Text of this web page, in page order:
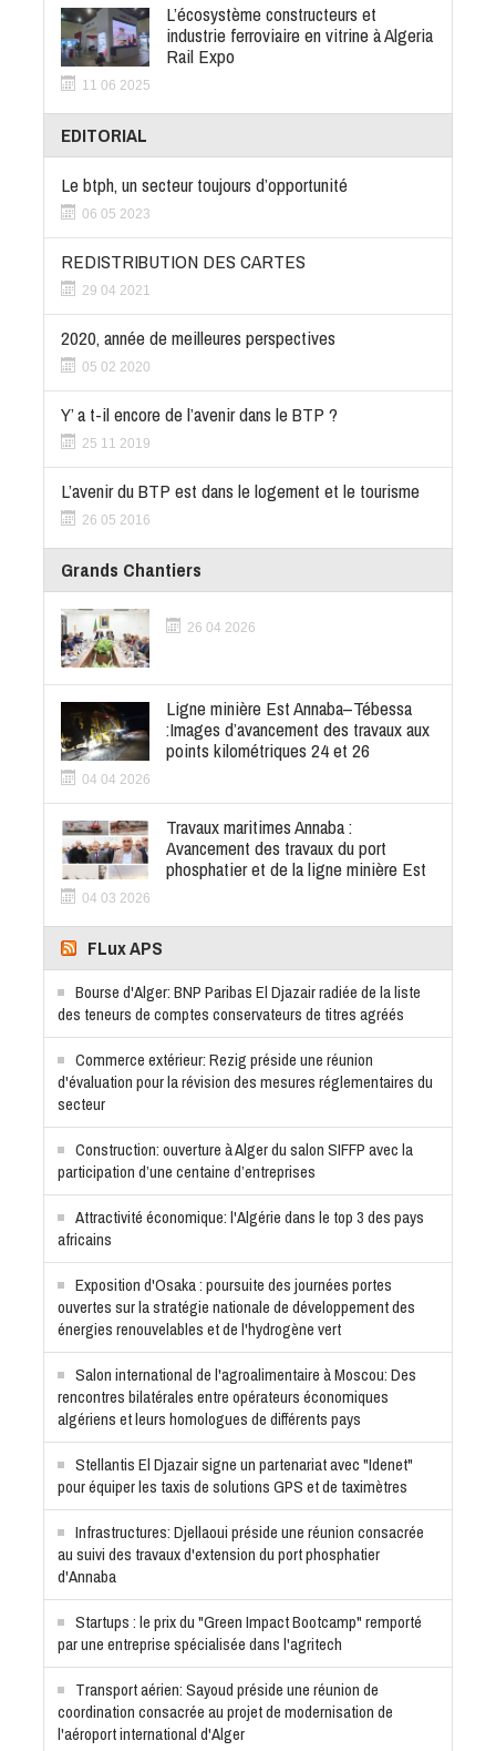
L’écosystème constructeurs et
industrie ferroviaire en vitrine à Algeria
Rail Expo
11 06 2025
EDITORIAL
Le btph, un secteur toujours d’opportunité
06 05 2023
REDISTRIBUTION DES CARTES
29 04 2021
2020, année de meilleures perspectives
05 02 2020
Y’ a t-il encore de l’avenir dans le BTP ?
25 11 2019
L’avenir du BTP est dans le logement et le tourisme
26 05 2016
Grands Chantiers
26 04 2026
Ligne minière Est Annaba–Tébessa
:Images d’avancement des travaux aux
points kilométriques 24 et 26
04 04 2026
Travaux maritimes Annaba :
Avancement des travaux du port
phosphatier et de la ligne minière Est
04 03 2026
FLux APS
Bourse d'Alger: BNP Paribas El Djazair radiée de la liste
des teneurs de comptes conservateurs de titres agréés
Commerce extérieur: Rezig préside une réunion
d'évaluation pour la révision des mesures réglementaires du
secteur
Construction: ouverture à Alger du salon SIFFP avec la
participation d’une centaine d’entreprises
Attractivité économique: l'Algérie dans le top 3 des pays
africains
Exposition d'Osaka : poursuite des journées portes
ouvertes sur la stratégie nationale de développement des
énergies renouvelables et de l'hydrogène vert
Salon international de l'agroalimentaire à Moscou: Des
rencontres bilatérales entre opérateurs économiques
algériens et leurs homologues de différents pays
Stellantis El Djazair signe un partenariat avec "Idenet"
pour équiper les taxis de solutions GPS et de taximètres
Infrastructures: Djellaoui préside une réunion consacrée
au suivi des travaux d'extension du port phosphatier
d'Annaba
Startups : le prix du "Green Impact Bootcamp" remporté
par une entreprise spécialisée dans l'agritech
Transport aérien: Sayoud préside une réunion de
coordination consacrée au projet de modernisation de
l'aéroport international d'Alger